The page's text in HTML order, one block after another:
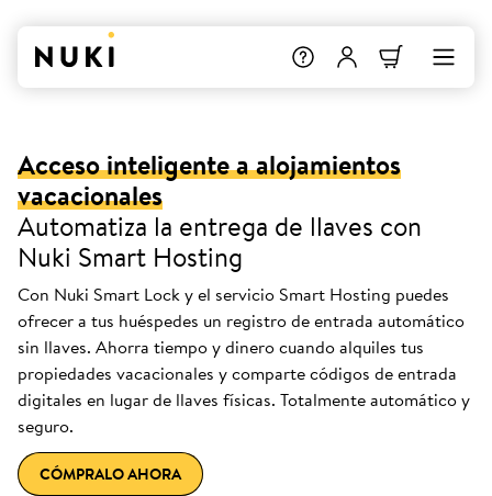
Acceso inteligente a alojamientos
vacacionales
Automatiza la entrega de llaves con
Nuki Smart Hosting
Con Nuki Smart Lock y el servicio Smart Hosting puedes
ofrecer a tus huéspedes un registro de entrada automático
sin llaves. Ahorra tiempo y dinero cuando alquiles tus
propiedades vacacionales y comparte códigos de entrada
digitales en lugar de llaves físicas. Totalmente automático y
seguro.
CÓMPRALO AHORA